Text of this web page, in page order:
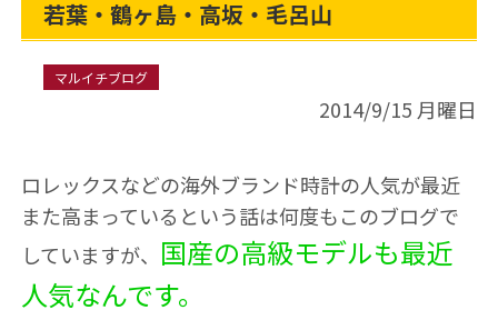
若葉・鶴ヶ島・高坂・毛呂山
マルイチブログ
2014/9/15 月曜日
ロレックスなどの海外ブランド時計の人気が最近
また高まっているという話は何度もこのブログで
していますが、 国産の高級モデルも最近
人気なんです。